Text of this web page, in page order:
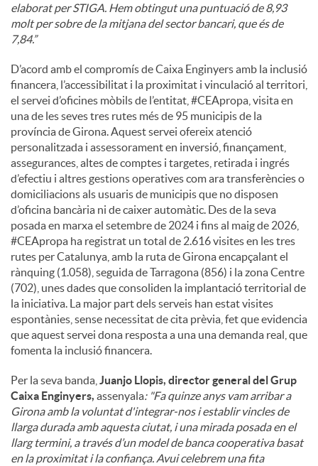
elaborat per STIGA. Hem obtingut una puntuació de 8,93
molt per sobre de la mitjana del sector bancari, que és de
7,84.”
D’acord amb el compromís de Caixa Enginyers amb la inclusió
financera, l’accessibilitat i la proximitat i vinculació al territori,
el servei d’oficines mòbils de l’entitat, #CEApropa, visita en
una de les seves tres rutes més de 95 municipis de la
província de Girona. Aquest servei ofereix atenció
personalitzada i assessorament en inversió, finançament,
assegurances, altes de comptes i targetes, retirada i ingrés
d’efectiu i altres gestions operatives com ara transferències o
domiciliacions als usuaris de municipis que no disposen
d’oficina bancària ni de caixer automàtic. Des de la seva
posada en marxa el setembre de 2024 i fins al maig de 2026,
#CEApropa ha registrat un total de 2.616 visites en les tres
rutes per Catalunya, amb la ruta de Girona encapçalant el
rànquing (1.058), seguida de Tarragona (856) i la zona Centre
(702), unes dades que consoliden la implantació territorial de
la iniciativa. La major part dels serveis han estat visites
espontànies, sense necessitat de cita prèvia, fet que evidencia
que aquest servei dona resposta a una una demanda real, que
fomenta la inclusió financera.
Per la seva banda, Juanjo Llopis, director general del Grup
Caixa Enginyers, assenyala: "Fa quinze anys vam arribar a
Girona amb la voluntat d'integrar-nos i establir vincles de
llarga durada amb aquesta ciutat, i una mirada posada en el
llarg termini, a través d’un model de banca cooperativa basat
en la proximitat i la confiança. Avui celebrem una fita